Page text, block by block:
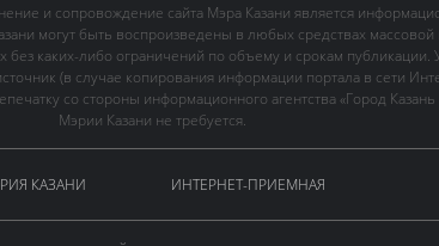
и сопровождение сайта Мэра Казани является
могут быть воспроизведены в любых средствах
каких-либо ограничений по объему и срокам публикации.
(в случае копирования информации портала в сети
со стороны информационного агентства «Город
Мэрии Казани не требуется.
КАЗАНИ ИНТЕРНЕТ-ПРИЕМНАЯ